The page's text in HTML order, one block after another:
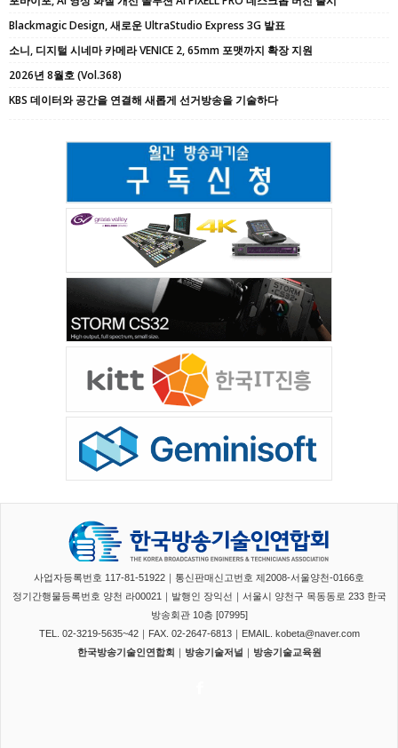
Blackmagic Design, 새로운 UltraStudio Express 3G 발표
소니, 디지털 시네마 카메라 VENICE 2, 65mm 포맷까지 확장 지원
2026년 8월호 (Vol.368)
KBS 데이터와 공간을 연결해 새롭게 선거방송을 기술하다
사업자등록번호 117-81-51922｜통신판매신고번호 제2008-서울양천-0166호
정기간행물등록번호 양천 라00021｜발행인 장익선｜서울시 양천구 목동동로 233 한국
방송회관 10층 [07995]
TEL. 02-3219-5635~42｜FAX. 02-2647-6813｜EMAIL. kobeta@naver.com
한국방송기술인연합회 ｜ 방송기술저널 ｜ 방송기술교육원